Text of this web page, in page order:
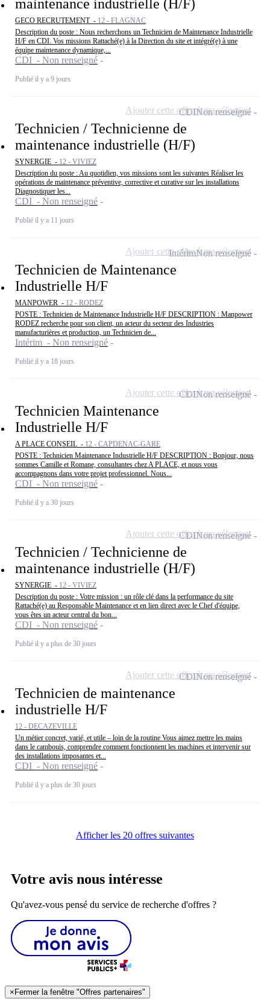
maintenance industrielle (H/F)
GECO RECRUTEMENT - 12 - FLAGNAC
Description du poste : Nous recherchons un Technicien de Maintenance Industrielle
H/F en CDI. Vos missions Rattaché(e) à la Direction du site et intégré(e) à une
équipe maintenance dynamique,...
CDI - Non renseigné
Publié il y a 9 jours
Technicien / Technicienne de
maintenance industrielle (H/F)
SYNERGIE - 12 - VIVIEZ
Description du poste : Au quotidien, vos missions sont les suivantes Réaliser les
opérations de maintenance préventive, corrective et curative sur les installations
Diagnostiquer les...
CDI - Non renseigné
Publié il y a 11 jours
CDINon renseigné
Ajouter cette offre à ma sélection
Technicien de Maintenance
Industrielle H/F
MANPOWER - 12 - RODEZ
POSTE : Technicien de Maintenance Industrielle H/F DESCRIPTION : Manpower
RODEZ recherche pour son client, un acteur du secteur des Industries
manufacturières et production, un Technicien de...
Intérim - Non renseigné
Publié il y a 18 jours
IntérimNon renseigné
Ajouter cette offre à ma sélection
Technicien Maintenance
Industrielle H/F
A PLACE CONSEIL - 12 - CAPDENAC-GARE
POSTE : Technicien Maintenance Industrielle H/F DESCRIPTION : Bonjour, nous
sommes Camille et Romane, consultantes chez A PLACE, et nous vous
accompagnons dans votre projet professionnel. Nous...
CDI - Non renseigné
Publié il y a 30 jours
CDINon renseigné
Ajouter cette offre à ma sélection
Technicien / Technicienne de
maintenance industrielle (H/F)
SYNERGIE - 12 - VIVIEZ
Description du poste : Votre mission : un rôle clé dans la performance du site
Rattaché(e) au Responsable Maintenance et en lien direct avec le Chef d'équipe,
vous êtes un acteur central du bon...
CDI - Non renseigné
Publié il y a plus de 30 jours
CDINon renseigné
Ajouter cette offre à ma sélection
Technicien de maintenance
industrielle H/F
12 - DECAZEVILLE
Un métier concret, varié, et utile – loin de la routine Vous aimez mettre les mains
dans le cambouis, comprendre comment fonctionnent les machines et intervenir sur
des installations imposantes et...
CDI - Non renseigné
Publié il y a plus de 30 jours
CDINon renseigné
Ajouter cette offre à ma sélection
Afficher les 20 offres suivantes
Votre avis nous intéresse
Qu'avez-vous pensé du service de recherche d'offres ?
×Fermer la fenêtre "Offres partenaires"